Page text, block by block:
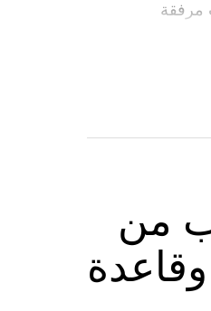
مرفقة
عماد مغنية الذي
من